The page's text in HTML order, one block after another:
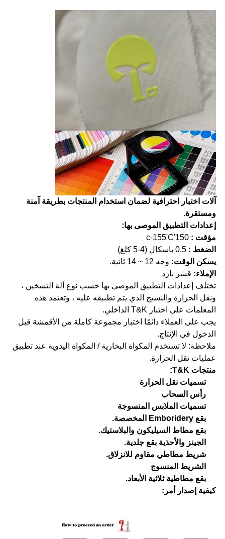
آلات اختبار احترافية لضمان استخدام المنتجات بطريقة آمنة
ومستقرة.
إعدادات التطبيق الموصى بها:
مؤقت : 150'c-155'C
الضغط : 0.5 باسكال (4-5 كلغ)
يسكن الوقت: وجه 12 ~ 14 ثانية.
الإملاء: قشر بارد
تختلف إعدادات التطبيق الموصى بها حسب نوع آلة التسخين ،
ونقل الحرارة والنسيج الذي يتم تطبيقه عليه ، وتعتمد هذه
المعلمات على اختبار T&K الداخلي.
يجب على العملاء دائمًا اختبار مجموعة كاملة من الأقمشة قبل
الدخول في الإنتاج.
ملاحظة: لا تستخدم المكواة البخارية / المكواة اليدوية عند تطبيق
عمليات نقل الحرارة.
منتجات T&K:
تسميات نقل الحرارة
رأس السحاب
تسميات الملابس المنسوجة
بقع Emboridery المخصصة.
بقع مطاط السيليكون والبلاستيك.
الجينز والأحذية بقع جلدية.
شريط مطاطي مقاوم للانزلاق.
الشريط المنسوج
بقع مطاطية ثلاثية الأبعاد.
كيفية إصدار أمر: